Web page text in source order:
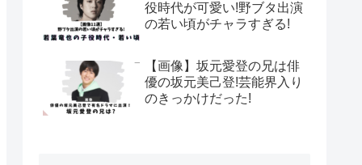
役時代が可愛い!野ブタ出演
の若い頃がチャラすぎる!
【画像】坂元愛登の兄は俳
優の坂元美己登!芸能界入り
のきっかけだった!